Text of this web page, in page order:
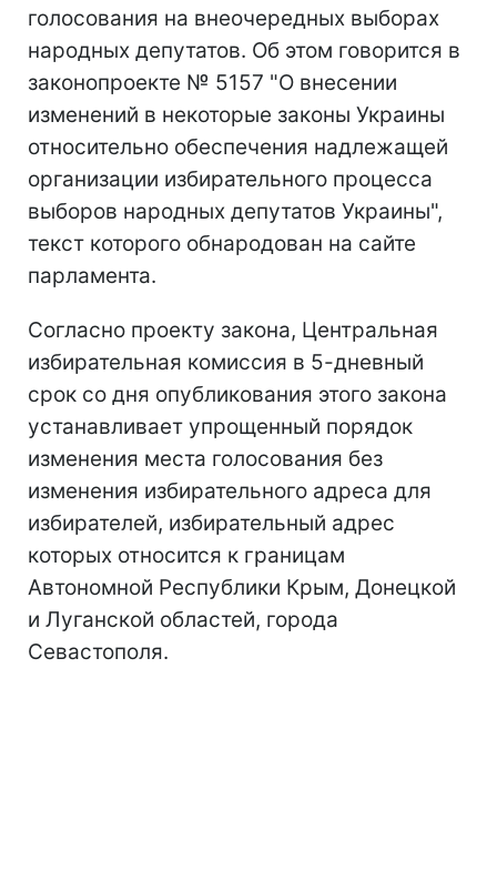
голосования на внеочередных выборах
народных депутатов. Об этом говорится в
законопроекте № 5157 "О внесении
изменений в некоторые законы Украины
относительно обеспечения надлежащей
организации избирательного процесса
выборов народных депутатов Украины",
текст которого обнародован на сайте
парламента.
Согласно проекту закона, Центральная
избирательная комиссия в 5-дневный
срок со дня опубликования этого закона
устанавливает упрощенный порядок
изменения места голосования без
изменения избирательного адреса для
избирателей, избирательный адрес
которых относится к границам
Автономной Республики Крым, Донецкой
и Луганской областей, города
Севастополя.